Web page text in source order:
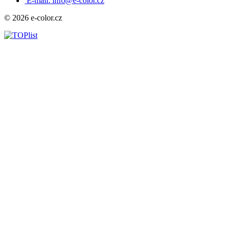
© 2026 e-color.cz